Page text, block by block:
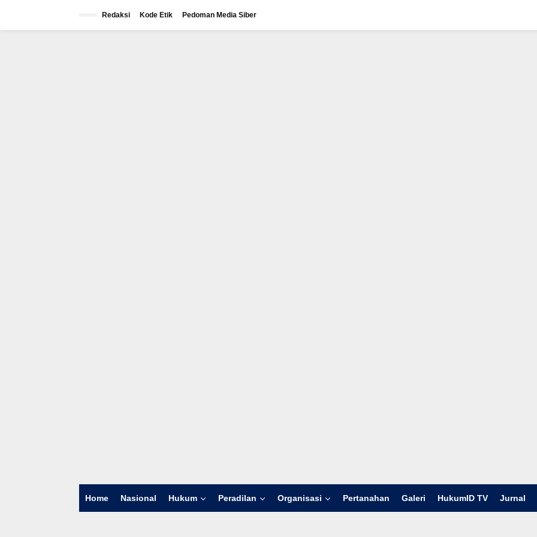
Redaksi Kode Etik Pedoman Media Siber
Home Nasional Hukum Peradilan Organisasi Pertanahan Galeri HukumID TV Jurnal